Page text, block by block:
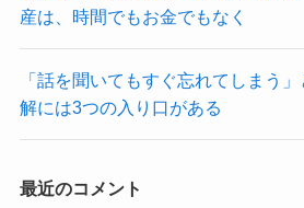
産は、時間でもお金でもなく
「話を聞いてもすぐ忘れてしまう
解には3つの入り口がある
最近のコメント